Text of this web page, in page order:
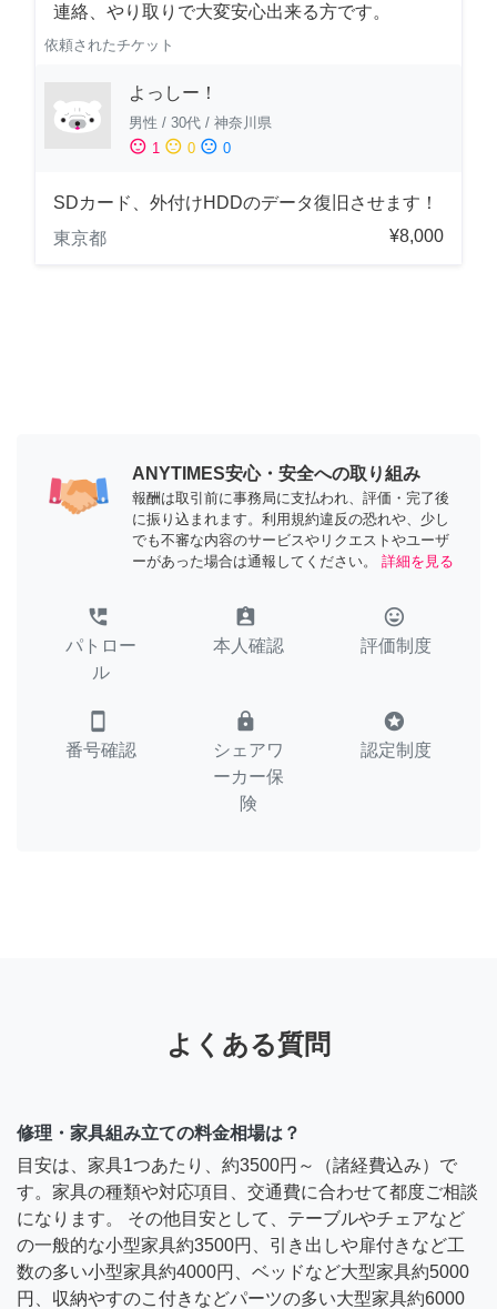
連絡、やり取りで大変安心出来る方です。
依頼されたチケット
よっしー！
男性 / 30代 / 神奈川県
sentiment_satisfied 1 sentiment_neutral 0 sentiment_dissatisfied 0
SDカード、外付けHDDのデータ復旧させます！
東京都
¥8,000
ANYTIMES安心・安全への取り組み
報酬は取引前に事務局に支払われ、評価・完了後
に振り込まれます。利用規約違反の恐れや、少し
でも不審な内容のサービスやリクエストやユーザ
ーがあった場合は通報してください。
詳細を見る
perm_phone_msg
パトロー
ル
assignment_ind
本人確認
tag_faces
評価制度
smartphone
番号確認
lock
シェアワ
ーカー保
険
stars
認定制度
よくある質問
修理・家具組み立ての料金相場は？
目安は、家具1つあたり、約3500円～（諸経費込み）で
す。家具の種類や対応項目、交通費に合わせて都度ご相談
になります。 その他目安として、テーブルやチェアなど
の一般的な小型家具約3500円、引き出しや扉付きなど工
数の多い小型家具約4000円、ベッドなど大型家具約5000
円、収納やすのこ付きなどパーツの多い大型家具約6000